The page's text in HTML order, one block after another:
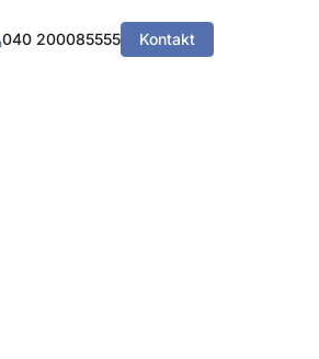
040 200085555 Kontakt